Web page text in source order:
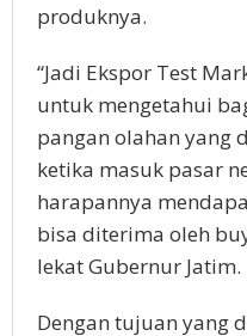
produknya.
“Jadi Ekspor Test
untuk mengetahui
pangan olahan yang
ketika masuk pasar
harapannya
bisa diterima oleh
lekat Gubernur Jatim.
Dengan tujuan yang